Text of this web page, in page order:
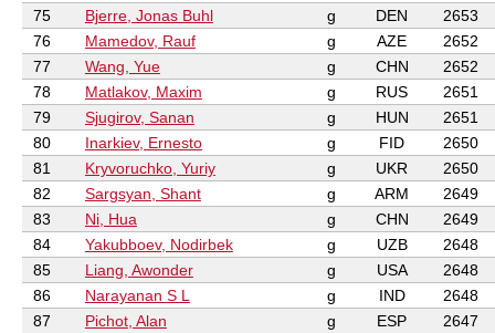
75
Bjerre, Jonas Buhl g DEN
2653
76
Mamedov, Rauf g AZE
2652
77
Wang, Yue g CHN
2652
78
Matlakov, Maxim g RUS
2651
79
Sjugirov, Sanan g HUN
2651
80
Inarkiev, Ernesto g FID
2650
81
Kryvoruchko, Yuriy g UKR
2650
82
Sargsyan, Shant g ARM
2649
83
Ni, Hua g CHN
2649
84
Yakubboev, Nodirbek g UZB
2648
85
Liang, Awonder g USA
2648
86
Narayanan S L g IND
2648
87
Pichot, Alan g ESP
2647